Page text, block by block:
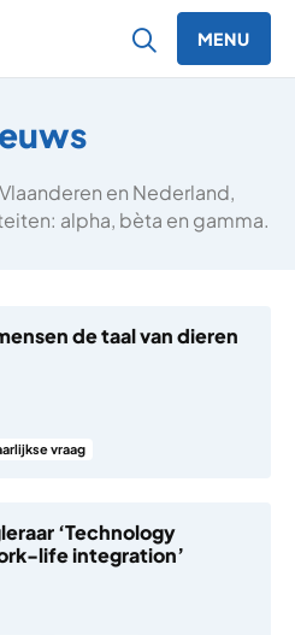
MENU
en Nederland,
alpha, bèta en gamma.
de taal van dieren
vraag
‘Technology
life integration’